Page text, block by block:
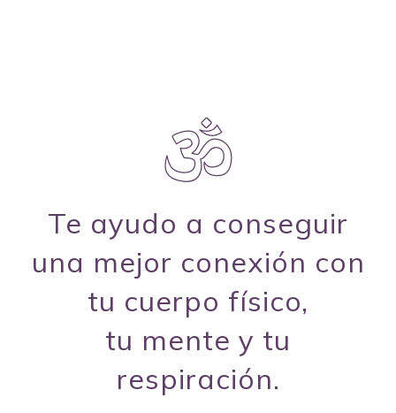
Te ayudo a conseguir
una mejor conexión con
tu cuerpo físico,
tu mente y tu
respiración.